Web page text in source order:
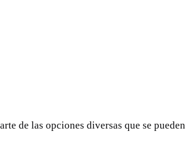
de las opciones diversas que se pueden